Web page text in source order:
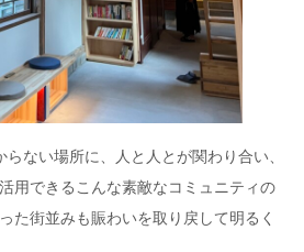
ない場所に、人と人とが関わり合い、
用できるこんな素敵なコミュニティの
た街並みも賑わいを取り戻して明るく